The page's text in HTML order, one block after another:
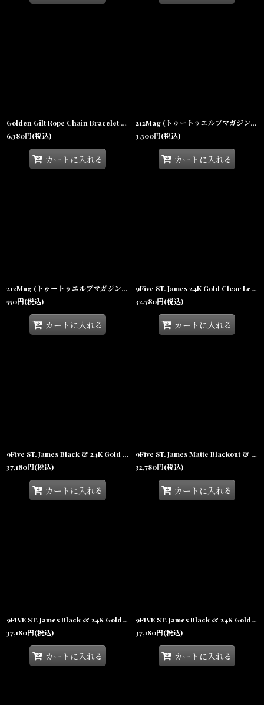
Golden Gilt Rope Chain Bracelet Gold ブレスレット ゴールド jewelry ロープ チェーン
6,380円(税込)
カートに入れる
212Mag (トゥートゥエルブマガジン) "WE STILL KEEP IT" #30 - 20th Anniversary Issue -
3,300円(税込)
カートに入れる
212Mag (トゥートゥエルブマガジン) #25 "Broadway"
550円(税込)
カートに入れる
9Five ST. James 24K Gold Clear Lens Glasses クリアレンズ メガネ
32,780円(税込)
カートに入れる
9Five ST. James Black & 24K Gold Sunglasses 偏光レンズ サングラス
37,180円(税込)
カートに入れる
9Five ST. James Matte Blackout & 24K Gold Sunglasses セントジェームス マットブラック & 24K ゴールド サングラス
32,780円(税込)
カートに入れる
9FIVE ST. James Black & 24K Gold Sunglasses Brown セントジェームス ブラック & 24K ゴールド サングラス 偏光レンズ
37,180円(税込)
カートに入れる
9FIVE ST. James Black & 24K Gold Sunglasses Blue Gradation セントジェームス ブラック & 24K ゴールド サングラス 偏光レンズ
37,180円(税込)
カートに入れる